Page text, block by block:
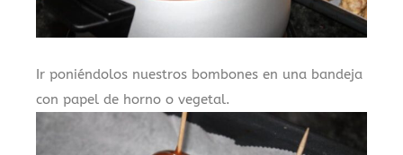
Ir poniéndolos nuestros bombones en una bandeja
con papel de horno o vegetal.